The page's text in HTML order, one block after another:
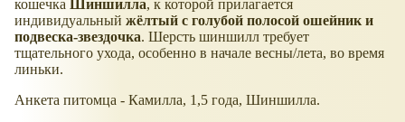
кошечка Шиншилла, к которой прилагается
индивидуальный жёлтый с голубой полосой ошейник и
подвеска-звездочка. Шерсть шиншилл требует
тщательного ухода, особенно в начале весны/лета, во время
линьки.
Анкета питомца - Камилла, 1,5 года, Шиншилла.